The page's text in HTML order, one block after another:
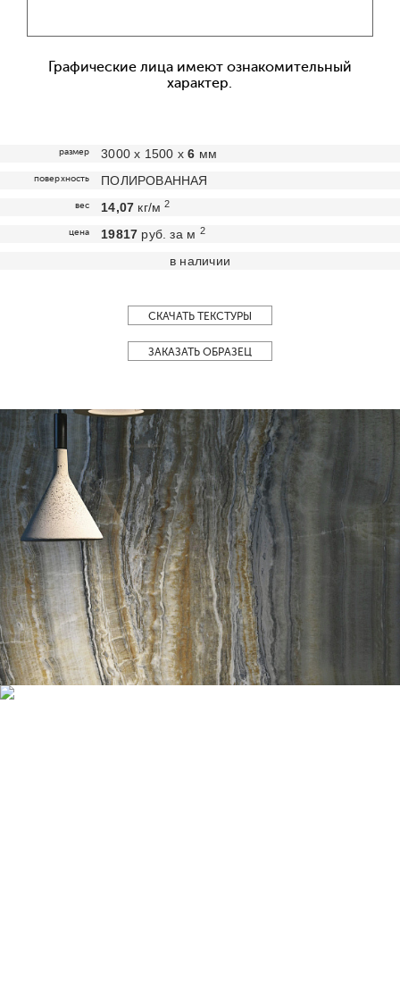
Графические лица имеют ознакомительный
характер.
размер 3000 х 1500 х6 мм
поверхность ПОЛИРОВАННАЯ
вес 14,07 кг/м2
цена 19817 руб. за м 2
в наличии
СКАЧАТЬ ТЕКСТУРЫ
ЗАКАЗАТЬ ОБРАЗЕЦ